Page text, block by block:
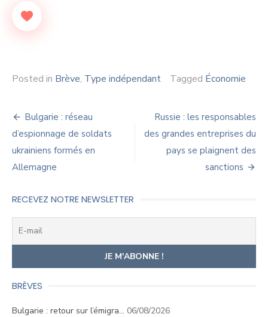
Posted in Brève, Type indépendant Tagged Économie
Navigation
de
l’article
Bulgarie : réseau
d’espionnage de soldats
ukrainiens formés en
Allemagne
Russie : les responsables
des grandes entreprises du
pays se plaignent des
sanctions
RECEVEZ NOTRE NEWSLETTER
BRÈVES
Bulgarie : retour sur l’émigra… 06/08/2026